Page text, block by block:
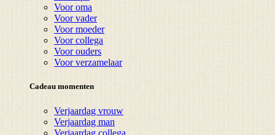
Voor oma
Voor vader
Voor moeder
Voor collega
Voor ouders
Voor verzamelaar
Cadeau momenten
Verjaardag vrouw
Verjaardag man
Verjaardag collega